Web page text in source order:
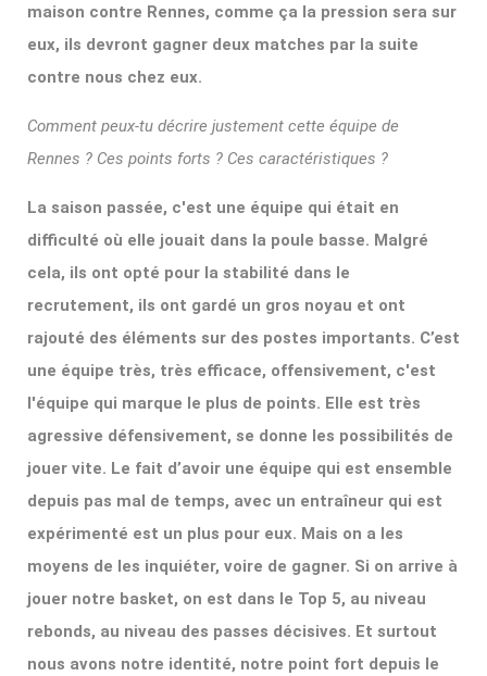
maison contre Rennes, comme ça la pression sera sur
eux, ils devront gagner deux matches par la suite
contre nous chez eux.
Comment peux-tu décrire justement cette équipe de
Rennes ? Ces points forts ? Ces caractéristiques ?
La saison passée, c'est une équipe qui était en
difficulté où elle jouait dans la poule basse. Malgré
cela, ils ont opté pour la stabilité dans le
recrutement, ils ont gardé un gros noyau et ont
rajouté des éléments sur des postes importants. C’est
une équipe très, très efficace, offensivement, c'est
l'équipe qui marque le plus de points. Elle est très
agressive défensivement, se donne les possibilités de
jouer vite. Le fait d’avoir une équipe qui est ensemble
depuis pas mal de temps, avec un entraîneur qui est
expérimenté est un plus pour eux. Mais on a les
moyens de les inquiéter, voire de gagner. Si on arrive à
jouer notre basket, on est dans le Top 5, au niveau
rebonds, au niveau des passes décisives. Et surtout
nous avons notre identité, notre point fort depuis le